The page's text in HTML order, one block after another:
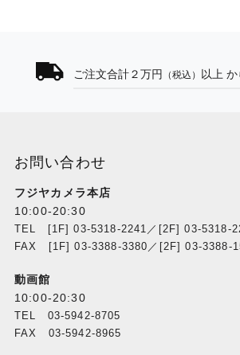
ご注文合計２万円 （税込） 以上 か
お問い合わせ
フジヤカメラ本店
10:00-20:30
TEL [1F] 03-5318-2241／[2F] 03-5318-
FAX [1F] 03-3388-3380／[2F] 03-3388-
動画館
10:00-20:30
TEL 03-5942-8705
FAX 03-5942-8965